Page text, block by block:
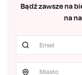
Bądź zawsze na
na
Miasto